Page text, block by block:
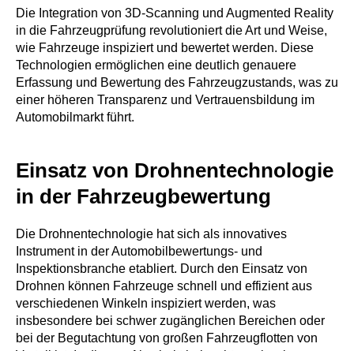
Die Integration von 3D-Scanning und Augmented Reality
in die Fahrzeugprüfung revolutioniert die Art und Weise,
wie Fahrzeuge inspiziert und bewertet werden. Diese
Technologien ermöglichen eine deutlich genauere
Erfassung und Bewertung des Fahrzeugzustands, was zu
einer höheren Transparenz und Vertrauensbildung im
Automobilmarkt führt.
Einsatz von Drohnentechnologie
in der Fahrzeugbewertung
Die Drohnentechnologie hat sich als innovatives
Instrument in der Automobilbewertungs- und
Inspektionsbranche etabliert. Durch den Einsatz von
Drohnen können Fahrzeuge schnell und effizient aus
verschiedenen Winkeln inspiziert werden, was
insbesondere bei schwer zugänglichen Bereichen oder
bei der Begutachtung von großen Fahrzeugflotten von